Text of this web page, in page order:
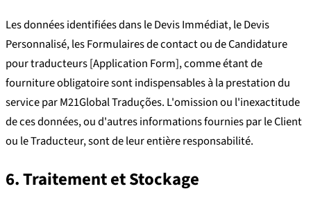
Les données identifiées dans le Devis Immédiat, le Devis
Personnalisé, les Formulaires de contact ou de Candidature
pour traducteurs [Application Form], comme étant de
fourniture obligatoire sont indispensables à la prestation du
service par M21Global Traduções. L'omission ou l'inexactitude
de ces données, ou d'autres informations fournies par le Client
ou le Traducteur, sont de leur entière responsabilité.
6. Traitement et Stockage